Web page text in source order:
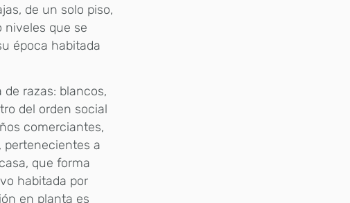
de un solo piso,
niveles que se
época habitada
razas: blancos,
del orden social
comerciantes,
pertenecientes a
que forma
habitada por
en planta es